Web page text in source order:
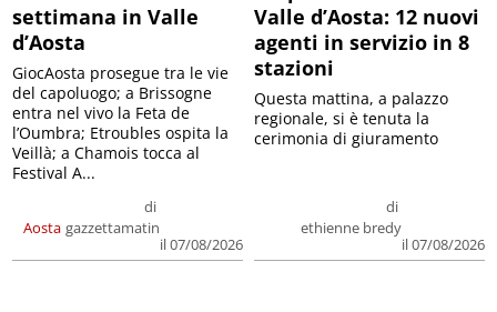
settimana in Valle
d’Aosta
Aosta
di
gazzettamatin
il 07/08/2026
GiocAosta prosegue tra le vie
del capoluogo; a Brissogne
entra nel vivo la Feta de
l’Oumbra; Etroubles ospita la
Veillà; a Chamois tocca al
Festival A...
Valle d’Aosta: 12 nuovi
agenti in servizio in 8
stazioni
di
ethienne bredy
il 07/08/2026
Questa mattina, a palazzo
regionale, si è tenuta la
cerimonia di giuramento